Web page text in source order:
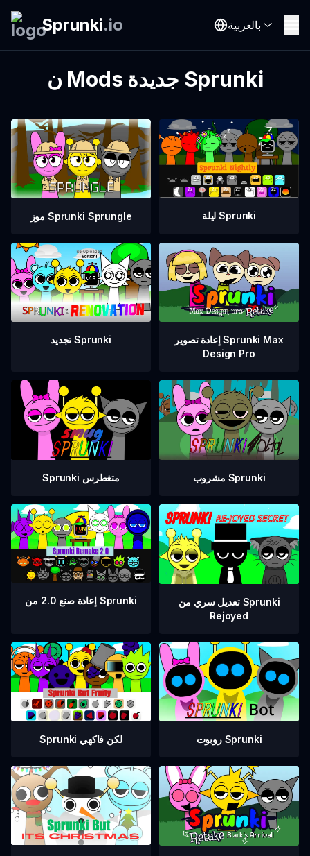
Sprunki.io بالعربية
ن Mods جديدة Sprunki
موز Sprunki Sprungle ليلة Sprunki
تجديد Sprunki
إعادة تصوير Sprunki Max
Design Pro
Sprunki متغطرس مشروب Sprunki
إعادة صنع 2.0 من Sprunki
تعديل سري من Sprunki
Rejoyed
Sprunki لكن فاكهي روبوت Sprunki